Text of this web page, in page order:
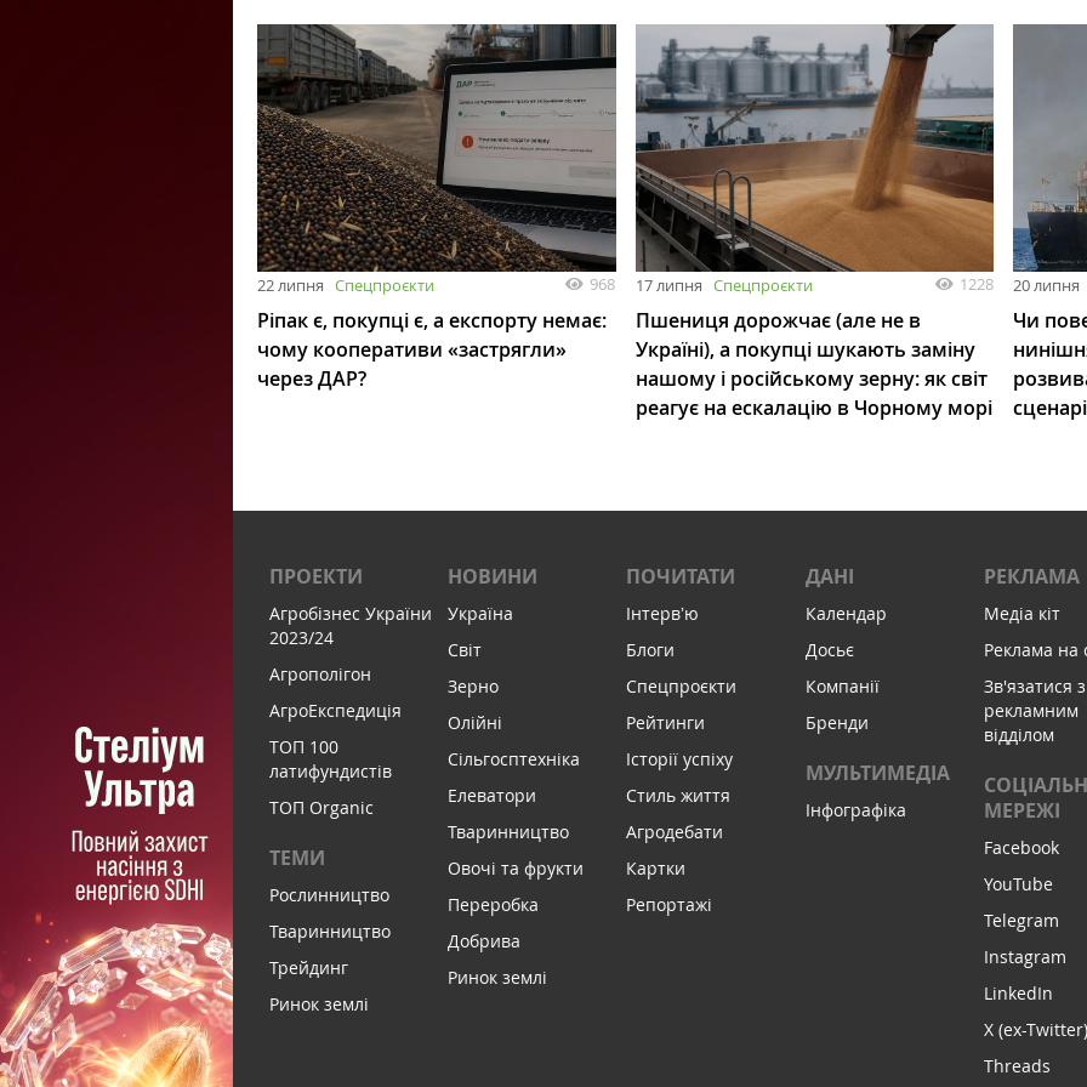
22 липня Спецпроєкти 968
Ріпак є, покупці є, а експорту немає:
чому кооперативи «застрягли»
через ДАР?
17 липня Спецпроєкти 1228
Пшениця дорожчає (але не в
Україні), а покупці шукають заміну
нашому і російському зерну: як світ
реагує на ескалацію в Чорному морі
20 липня
Чи
ПРОЕКТИ
Агробізнес України
2023/24
Агрополігон
АгроЕкспедиція
ТОП 100
латифундистів
ТОП Organic
ТЕМИ
Рослинництво
Тваринництво
Трейдинг
Ринок землі
НОВИНИ
Україна
Світ
Зерно
Олійні
Сільгосптехніка
Елеватори
Тваринництво
Овочі та фрукти
Переробка
Добрива
Ринок землі
ПОЧИТАТИ
Інтервʼю
Блоги
Спецпроєкти
Рейтинги
Історії успіху
Стиль життя
Агродебати
Картки
Репортажі
ДАНІ
Календар
Досьє
Компанії
Бренди
МУЛЬТИМЕДІА
Інфографіка
РЕКЛАМА
Медіа кіт
Реклама на
Зв'язатися з
рекламним
відділом
МЕРЕЖІ
Facebook
YouTube
Telegram
Instagram
LinkedIn
X (ex-Twitter)
Threads